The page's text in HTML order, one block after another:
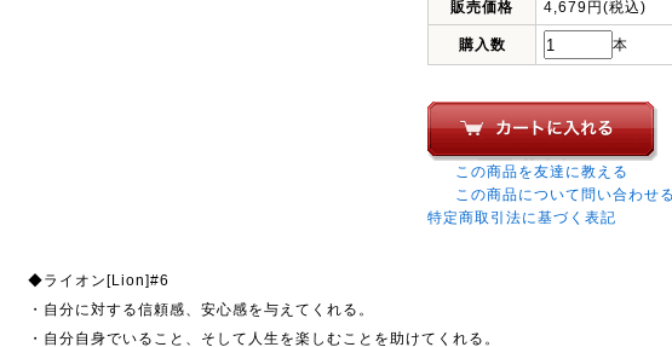
販売価格
4,679円(税込)
購入数 本
この商品を友達に教える
この商品について問い合わせる
特定商取引法に基づく表記
◆ライオン[Lion]#6
・自分に対する信頼感、安心感を与えてくれる。
・自分自身でいること、そして人生を楽しむことを助けてくれる。